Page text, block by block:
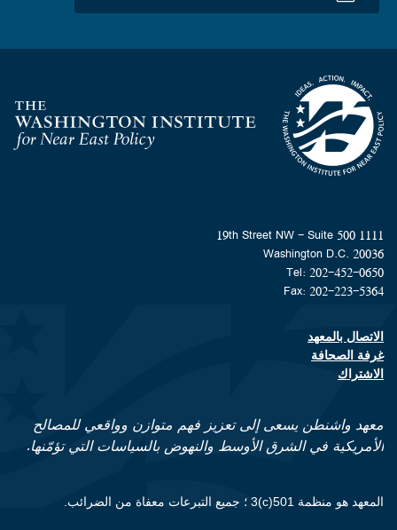
Homepage
1111 19th Street NW - Suite 500
Washington D.C. 20036
Tel: 202-452-0650
Fax: 202-223-5364
Footer contact links
الاتصال بالمعهد
غرفة الصحافة
الاشتراك
معهد واشنطن يسعى إلى تعزيز فهم متوازن وواقعي للمصالح
الأمريكية في الشرق الأوسط والنهوض بالسياسات التي تؤمّنها.
المعهد هو منظمة 501(c)3 ؛ جميع التبرعات معفاة من الضرائب.